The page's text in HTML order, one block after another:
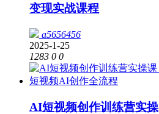
变现实战课程
a5656456
2025-1-25
1283 0 0
AI短视频创作训练营实操